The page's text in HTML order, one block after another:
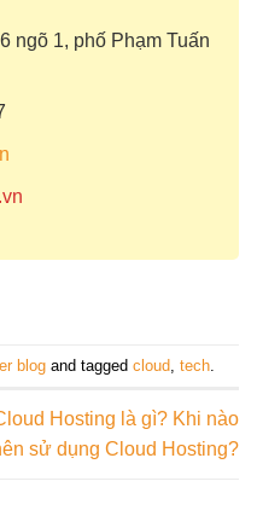
ngõ 1, phố Phạm Tuấn
blogand tagged cloud, tech.
Hosting là gì? Khi nào
sử dụng Cloud Hosting?